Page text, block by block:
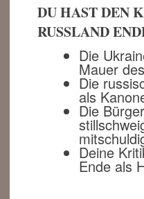
DU HAST DEN
RUSSLAND
Die
Mauer
Die
als
Die
Deine
Ende als